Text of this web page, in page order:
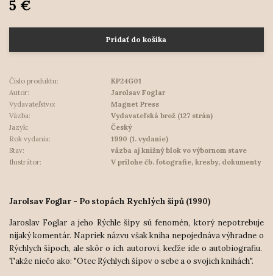
5 €
Pridať do košíka
Číslo produktu:
KP24G01
Autor:
Jarolsav Foglar
Vydavateľstvo:
Magnet Press
Väzba:
Vydavateľská brož (127 strán)
Jazyk:
Český
Rok vydania:
1990 (1. vydanie)
Stav:
väzba aj knižný blok vo výbornom stave
Ilustrátor:
V prílohe čb. fotografie, kresby, dokumenty
Jarolsav Foglar - Po stopách Rychlých šípů (1990)
Jaroslav Foglar a jeho Rýchle šípy sú fenomén, ktorý nepotrebuje
nijaký komentár. Napriek názvu však kniha nepojednáva výhradne o
Rýchlych šípoch, ale skôr o ich autorovi, keďže ide o autobiografiu.
Takže niečo ako: "Otec Rýchlych šípov o sebe a o svojich knihách".